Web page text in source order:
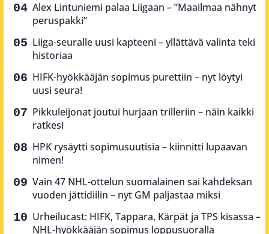
Alex Lintuniemi palaa Liigaan – ”Maailmaa nähnyt
peruspakki”
Liiga-seuralle uusi kapteeni – yllättävä valinta teki
historiaa
HIFK-hyökkääjän sopimus purettiin – nyt löytyi
uusi seura!
Pikkuleijonat joutui hurjaan trilleriin – näin kaikki
ratkesi
HPK rysäytti sopimusuutisia – kiinnitti lupaavan
nimen!
Vain 47 NHL-ottelun suomalainen sai kahdeksan
vuoden jättidiilin – nyt GM paljastaa miksi
Urheilucast: HIFK, Tappara, Kärpät ja TPS kisassa –
NHL-hyökkääjän sopimus loppusuoralla